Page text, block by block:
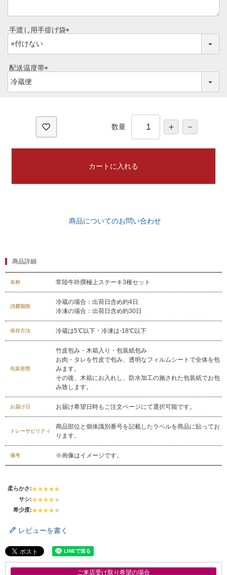
029-254-2441
お問合せフォーム
手渡し用手提げ袋
必
配送温度帯
必
数量
カートに入れる
商品についてのお問い合わせ
商品詳細
名称 常陸牛吟撰極上ステーキ3種セット
消費期限
冷蔵の場合：出荷日含め約4日
冷凍の場合：出荷日含め約30日
保存方法 冷蔵は5℃以下・冷凍は-18℃以下
包装形態
竹皮包み・木箱入り・包装紙包み
お肉・タレを竹皮で包み、透明なフィルムシートで全体を包
みます。
その後、木箱にお入れし、防水加工の施された包装紙でお包
み致します。
お届け日 お届け希望日時もご注文ページにて選択可能です。
トレーサビリティ
商品部位と個体識別番号を記載したラベルを商品に貼ってお
ります。
備考 ※画像はイメージです。
柔らかさ:
サシ:
希少度:
レビューを書く
ご来店受け取り希望の場合